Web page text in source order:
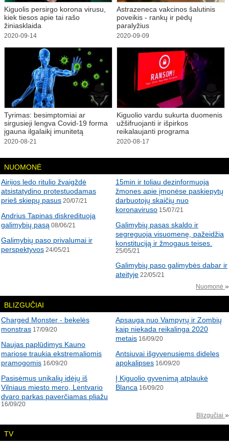
Kiguolis persirgo korona virusu,
kiek tiesos apie tai rašo
žiniasklaida
2020-09-14
Astrazeneca vakcinos šalutinis
poveikis - rankų ir pėdų
paralyžius
2020-09-09
Tyrimas: besimptomiai ar
sirgusieji lengva Covid-19 forma
įgauna ilgalaikį imunitetą
2020-08-21
Kiguolio vardu sukurta duomenis
užšifruojanti ir išpirkos
reikalaujanti programa
2020-08-17
NUOMONĖ
Airijos ledo ritulio žvaigždė
atsistatydino protestuodamas
prieš skiepų pasus 20/07/21
15min ir toliau dezinformuoja
žmones apie įmonėse paskiepytų
darbuotojų skaičių nuo
koronaviruso 15/07/21
Andrius Tapinas diskredituoja
galimybių pasą 08/06/21
Galimybių pasas skaldo ir
segreguoja visuomenę, pažeidžia
konstituciją ir žmogaus teises.
25/05/21
Galimybių paso privalumai ir
perspektyvos 24/05/21
Galimybių paso galimybės dabar ir
ateityje 22/05/21
Nuomonė »
BLIZGUČIAI
Charged Monster - bekelės
monstras 17/09/20
Apsauga nuo Vampyrų ir Zombių
kaip niekada reikalinga 2020
metais 16/09/20
Naujas paplūdimys Kauno
mariose traukia ekstremaliomis
pramogomis 16/09/20
Antsiuvai išgyvenusiems dideles
apokalipses 16/09/20
Pasisėmus unikalių idėjų iš
Vilniaus miesto mero, Lentvario
dvaro parkas paverčiamas pliažu
16/09/20
Į Kiguolio gyvenimą atplaukė
Blanca 16/09/20
Blizgučiai »
TV